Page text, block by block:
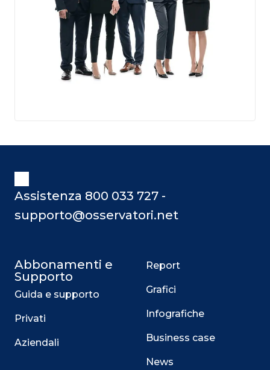
Assistenza 800 033 727 -
supporto@osservatori.net
Abbonamenti e
Supporto
Guida e supporto
Privati
Aziendali
Report
Grafici
Infografiche
Business case
News